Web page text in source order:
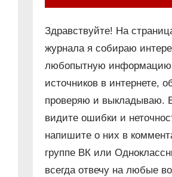
Здравствуйте! На
журнала я собираю
любопытную информацию
источников в интернете,
проверяю и выкладываю.
видите ошибки и
напишите о них в
группе ВК или
всегда отвечу на любые